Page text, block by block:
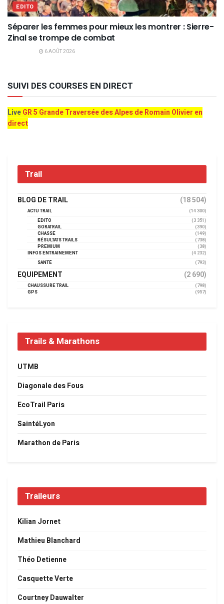
EDITO
Séparer les femmes pour mieux les montrer : Sierre-
Zinal se trompe de combat
6 AOÛT 2026
SUIVI DES COURSES EN DIRECT
LiveGR 5 Grande Traversée des Alpes de Romain Olivier en
direct
Trail
BLOG DE TRAIL (18 504)
ACTU TRAIL
(14 300)
EDITO
(3 351)
GORATRAIL
(390)
CHASSE
(149)
RÉSULTATS TRAILS
(738)
PREMIUM
(38)
INFOS ENTRAINEMENT
(4 232)
SANTÉ
(793)
EQUIPEMENT (2 690)
CHAUSSURE TRAIL
(798)
GPS
(957)
Trails & Marathons
UTMB
Diagonale des Fous
EcoTrail Paris
SaintéLyon
Marathon de Paris
Traileurs
Kilian Jornet
Mathieu Blanchard
Théo Detienne
Casquette Verte
Courtney Dauwalter